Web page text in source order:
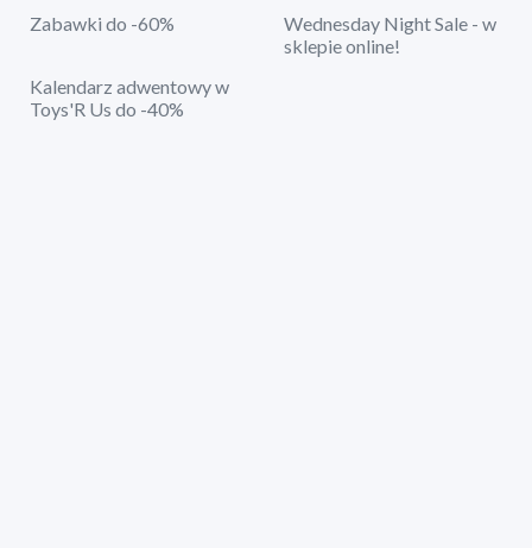
Zabawki do -60%
Wednesday Night Sale - w
sklepie online!
Kalendarz adwentowy w
Toys'R Us do -40%